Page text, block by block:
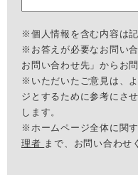
※個人情報を含む内容は
※お答えが必要なお問い
お問い合わせ先」からお
※いただいたご意見は、
ジとするために参考にさ
します。
※ホームページ全体に関
理者 まで、お問い合わせ